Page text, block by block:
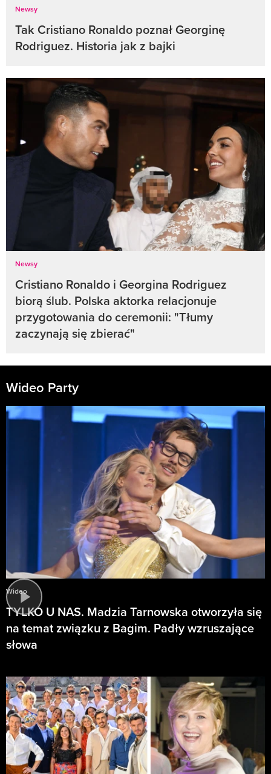
Newsy
Tak Cristiano Ronaldo poznał Georginę
Rodriguez. Historia jak z bajki
Newsy
Cristiano Ronaldo i Georgina Rodriguez
biorą ślub. Polska aktorka relacjonuje
przygotowania do ceremonii: "Tłumy
zaczynają się zbierać"
Wideo Party
Wideo
TYLKO U NAS. Madzia Tarnowska otworzyła się
na temat związku z Bagim. Padły wzruszające
słowa